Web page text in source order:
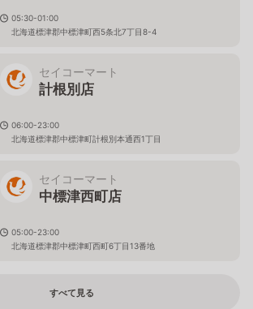
05:30-01:00
北海道標津郡中標津町西5条北7丁目8-4
セイコーマート
計根別店
06:00-23:00
北海道標津郡中標津町計根別本通西1丁目
セイコーマート
中標津西町店
05:00-23:00
北海道標津郡中標津町西町6丁目13番地
すべて見る